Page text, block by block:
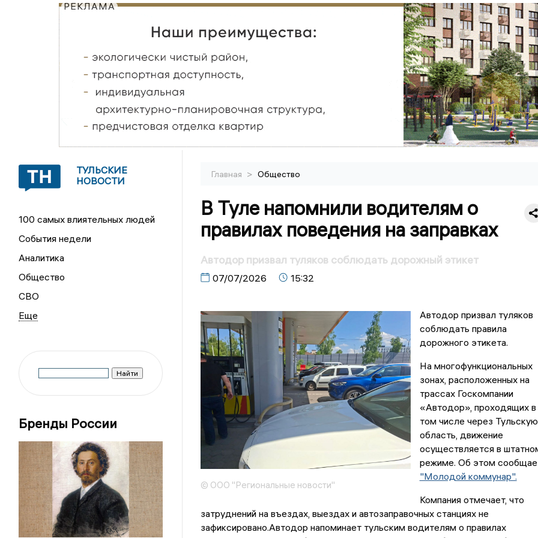
РЕКЛАМА
ТУЛЬСКИЕ
НОВОСТИ
100 самых влиятельных людей
События недели
Аналитика
Общество
СВО
Бренды России
Главная > Общество
В Туле напомнили водителям о
правилах поведения на заправках
Автодор призвал туляков соблюдать дорожный этикет
07/07/2026 15:32
© ООО "Региональные новости"
Автодор призвал туляков
соблюдать правила
дорожного этикета.
На многофункциональных
зонах, расположенных на
трассах Госкомпании
«Автодор», проходящих в
том числе через Тульскую
область, движение
осуществляется в
режиме. Об этом
"Молодой коммунар".
Компания отмечает, что
затруднений на въездах, выездах и автозаправочных станциях не
зафиксировано.Автодор напоминает тульским водителям о правилах